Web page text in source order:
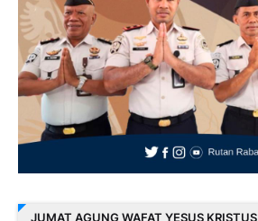
JUMAT AGUNG WAFAT YESUS KRISTUS